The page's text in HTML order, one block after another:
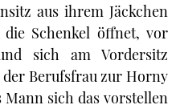
aus ihrem Jäckchen
Schenkel öffnet, vor
sich am Vordersitz
Berufsfrau zur Horny
sich das vorstellen